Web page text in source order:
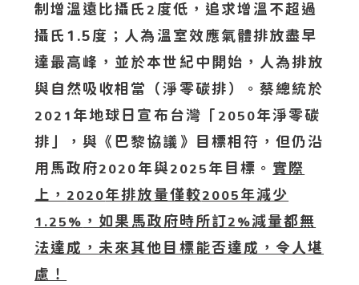
制增溫遠比攝氏2 度低，追求增溫不超過
攝氏1.5度；人為溫室效應氣體排放盡早
達最高峰，並於本世紀中開始，人為排放
與自然吸收相當（淨零碳排）。蔡總統於
2021 年地球日宣布台灣「 2050年淨零碳
排」，與《巴黎協議》目標相符，但仍沿
用馬政府2020 年與2025 年目標。 實際
上，2020年排放量僅較2005 年減少
1.25% ，如果馬政府時所訂2%減量都無
法達成，未來其他目標能否達成，令人堪
慮！